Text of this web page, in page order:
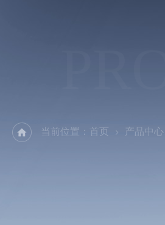
当前位置： 首页 产品中心